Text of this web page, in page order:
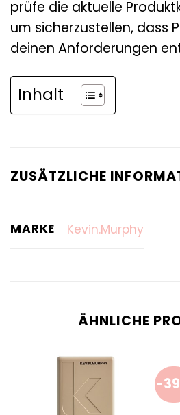
prüfe die aktuelle
um sicherzustellen, dass
deinen Anforderungen
Inhalt
ZUSÄTZLICHE
MARKE Kevin.Murphy
ÄHNLICHE
-